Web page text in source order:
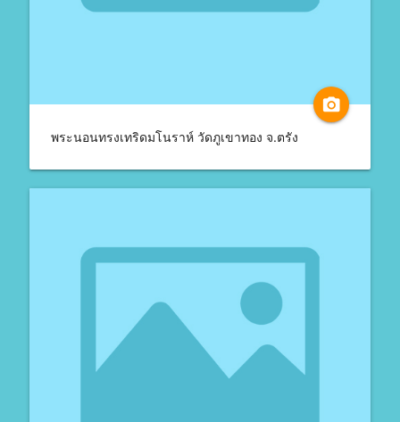
camera_alt
พระนอนทรงเทริดมโนราห์ วัดภูเขาทอง จ.ตรัง